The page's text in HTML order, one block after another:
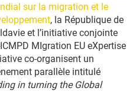
sur la migration et le
, la République de
et l’initiative conjointe
ICMPD MIgration EU eXpertise
co-organisent un
parallèle intitulé
in turning the Global